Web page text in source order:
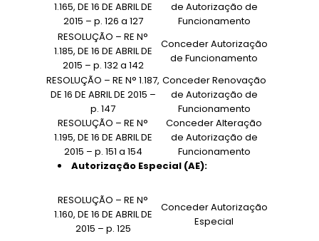
1.165, DE 16 DE ABRIL DE
2015 – p. 126 a 127
de Autorização de
Funcionamento
RESOLUÇÃO – RE N°
1.185, DE 16 DE ABRIL DE
2015 – p. 132 a 142
Conceder Autorização
de Funcionamento
RESOLUÇÃO – RE N° 1.187,
DE 16 DE ABRIL DE 2015 –
p. 147
Conceder Renovação
de Autorização de
Funcionamento
RESOLUÇÃO – RE N°
1.195, DE 16 DE ABRIL DE
2015 – p. 151 a 154
Conceder Alteração
de Autorização de
Funcionamento
Autorização Especial (AE):
RESOLUÇÃO – RE N°
1.160, DE 16 DE ABRIL DE
2015 – p. 125
Conceder Autorização
Especial